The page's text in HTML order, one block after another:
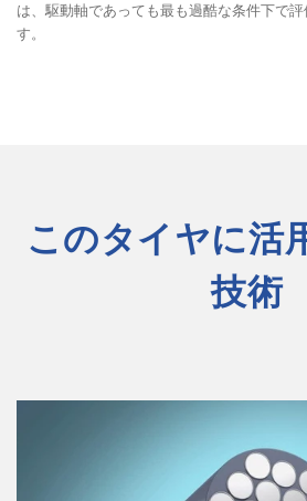
は、駆動軸であっても最も過酷な条件下で
す。
このタイヤに活
技術